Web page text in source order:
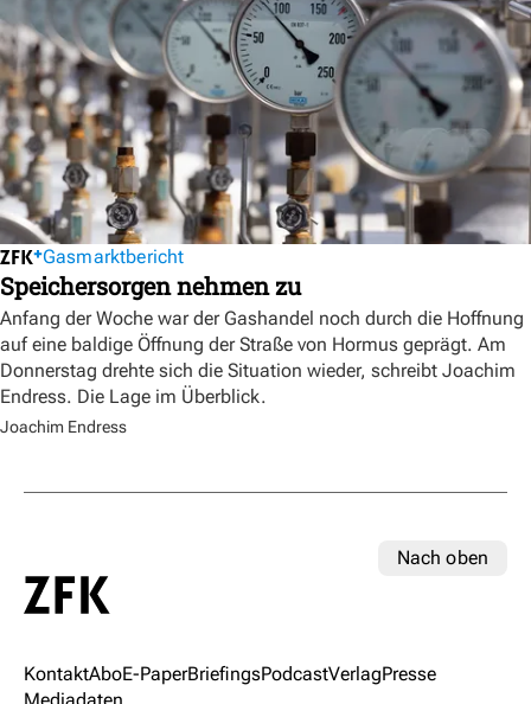
Gasmarktbericht
Speichersorgen nehmen zu
Anfang der Woche war der Gashandel noch durch die Hoffnung
auf eine baldige Öffnung der Straße von Hormus geprägt. Am
Donnerstag drehte sich die Situation wieder, schreibt Joachim
Endress. Die Lage im Überblick.
Joachim Endress
Nach oben
KontaktAboE-PaperBriefingsPodcastVerlagPresse